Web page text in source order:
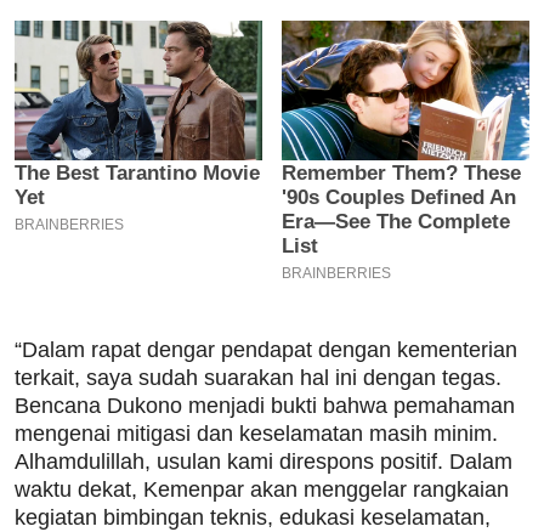
“Dalam rapat dengar pendapat dengan kementerian
terkait, saya sudah suarakan hal ini dengan tegas.
Bencana Dukono menjadi bukti bahwa pemahaman
mengenai mitigasi dan keselamatan masih minim.
Alhamdulillah, usulan kami direspons positif. Dalam
waktu dekat, Kemenpar akan menggelar rangkaian
kegiatan bimbingan teknis, edukasi keselamatan,